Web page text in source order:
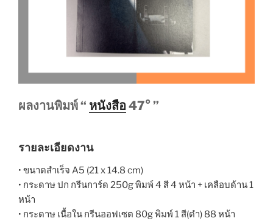
ผลงานพิมพ์ “ หนังสือ 47° ”
รายละเอียดงาน
• ขนาดสำเร็จ A5 (21 x 14.8 cm)
• กระดาษ ปก กรีนการ์ด 250g พิมพ์ 4 สี 4 หน้า + เคลือบด้าน 1
หน้า
• กระดาษ เนื้อใน กรีนออฟเซต 80g พิมพ์ 1 สี(ดำ) 88 หน้า